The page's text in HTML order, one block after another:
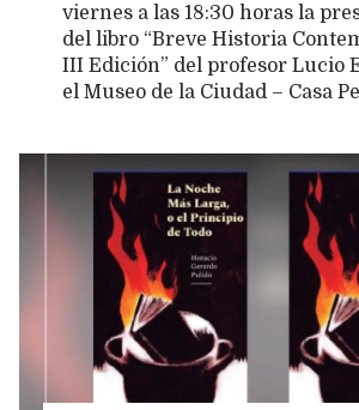
viernes a las 18:30 horas la
del libro “Breve Historia
III Edición” del profesor Lucio
el Museo de la Ciudad – Casa